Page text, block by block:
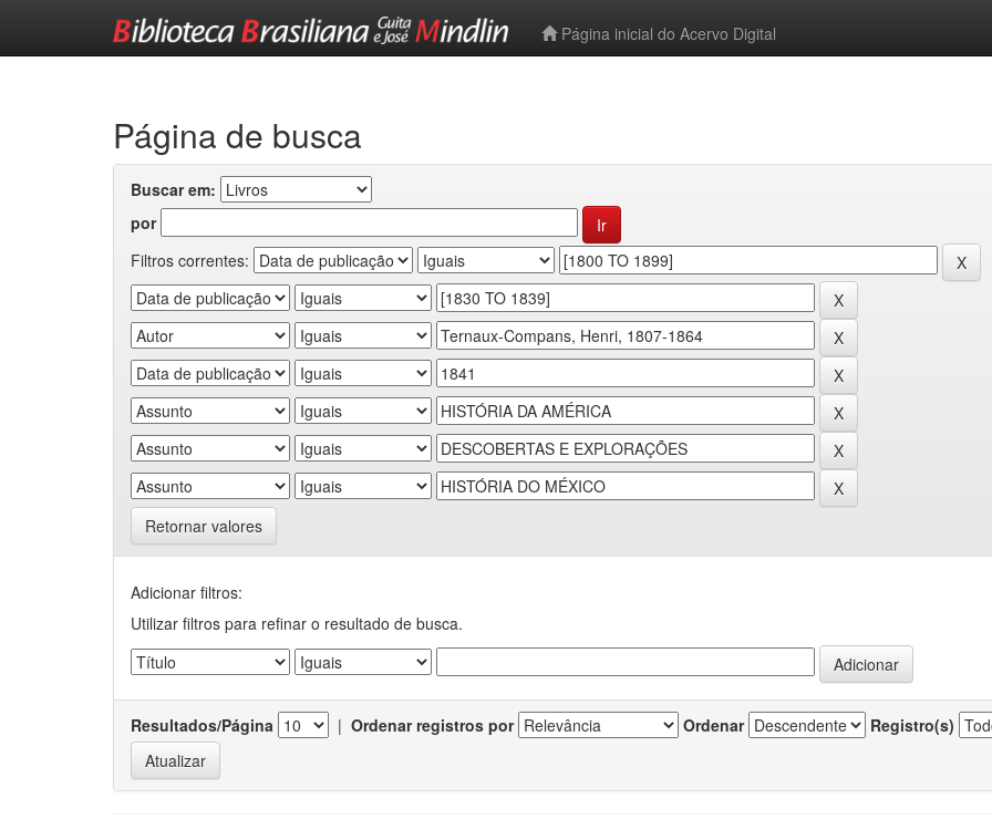
Página inicial do Acervo Digital
Página de busca
Buscar em:
por
Filtros correntes:
Retornar valores
Adicionar filtros:
Utilizar filtros para refinar o resultado de busca.
Resultados/Página | Ordenar registros por Ordenar Registro(s)